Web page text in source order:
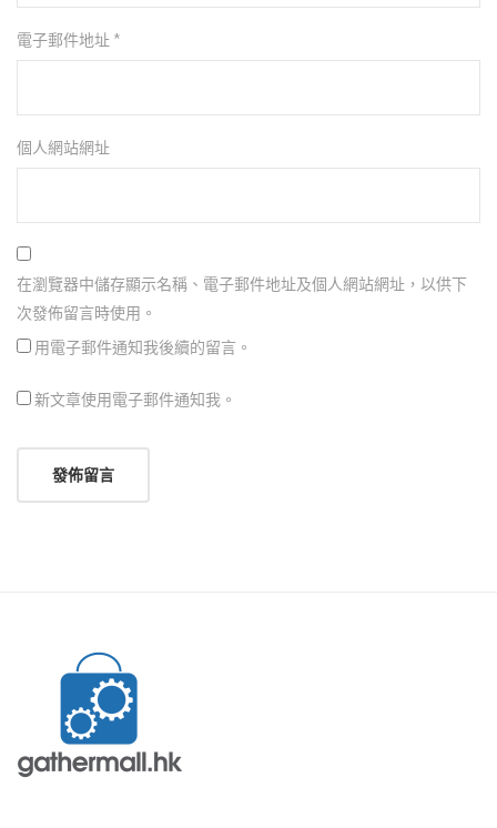
電子郵件地址 *
個人網站網址
在瀏覽器中儲存顯示名稱、電子郵件地址及個人網站網址，以供下
次發佈留言時使用。
用電子郵件通知我後續的留言。
新文章使用電子郵件通知我。